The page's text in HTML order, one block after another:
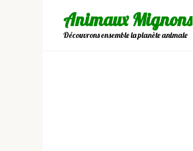
Animaux Mignons
Découvrons ensemble la planète animale